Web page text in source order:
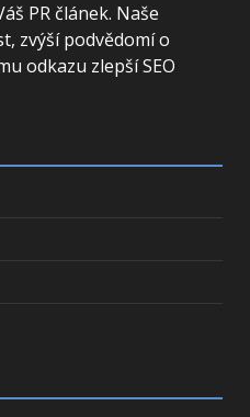
PR článek. Naše
zvýší podvědomí o
odkazu zlepší SEO